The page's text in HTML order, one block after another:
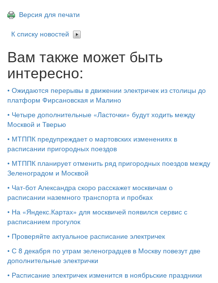
Версия для печати
К списку новостей
Вам также может быть
интересно:
• Ожидаются перерывы в движении электричек из столицы до
платформ Фирсановская и Малино
• Четыре дополнительные «Ласточки» будут ходить между
Москвой и Тверью
• МТППК предупреждает о мартовских изменениях в
расписании пригородных поездов
• МТППК планирует отменить ряд пригородных поездов между
Зеленоградом и Москвой
• Чат-бот Александра скоро расскажет москвичам о
расписании наземного транспорта и пробках
• На «Яндекс.Картах» для москвичей появился сервис с
расписанием прогулок
• Проверяйте актуальное расписание электричек
• С 8 декабря по утрам зеленоградцев в Москву повезут две
дополнительные электрички
• Расписание электричек изменится в ноябрьские праздники